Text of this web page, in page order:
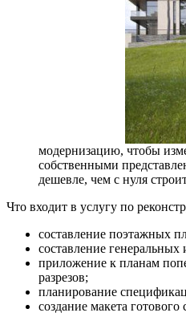
модернизацию, чтобы
собственными
дешевле, чем с нуля
Что входит в услугу по
составление поэтажных
составление
приложение к планам
разрезов;
планирование
создание макета